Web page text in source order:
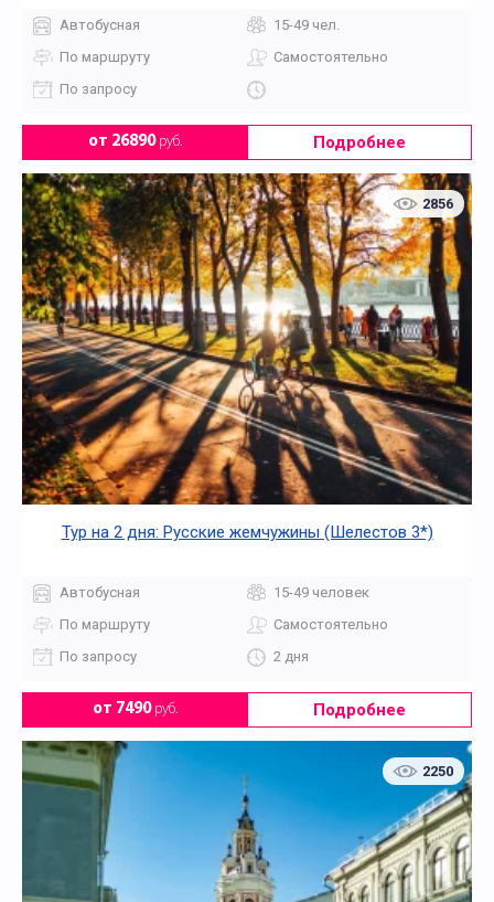
Автобусная
15-49 чел.
По маршруту
Самостоятельно
По запросу
от 26890руб. Подробнее
2856
Тур на 2 дня: Русские жемчужины (Шелестов 3*)
Автобусная
15-49 человек
По маршруту
Самостоятельно
По запросу
2 дня
от 7490руб. Подробнее
2250